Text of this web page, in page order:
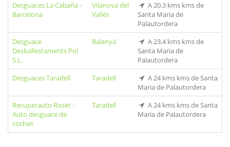
Desguaces La Cabaña -
Barcelona
Vilanova del
Vallés
A 20.3 kms kms de
Santa Maria de
Palautordera
Desguace
Desballestaments Pol
S.L.
Balenyá
A 23.4 kms kms de
Santa Maria de
Palautordera
Desguaces Taradell
Taradell
A 24 kms kms de Santa
Maria de Palautordera
Recuperauto Roset -
Auto desguace de
coches
Taradell
A 24 kms kms de Santa
Maria de Palautordera